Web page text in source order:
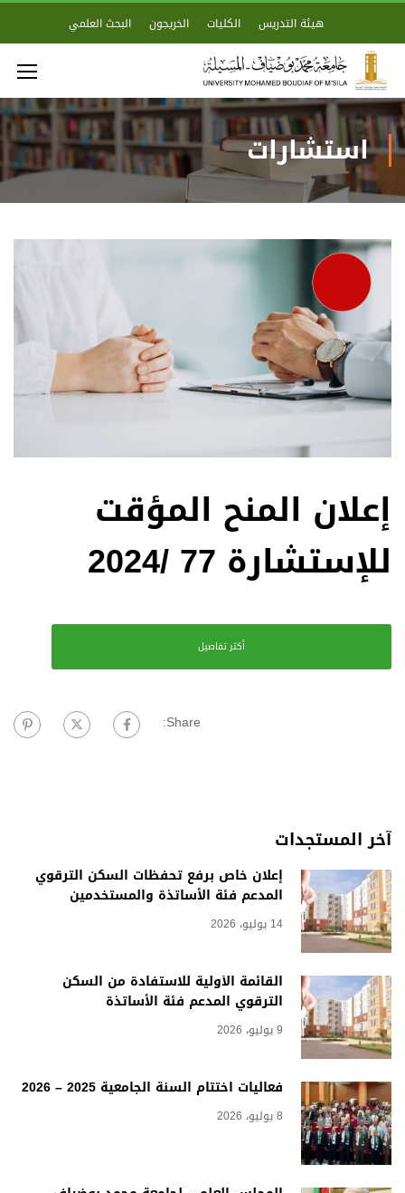
هيئة التدريس الكليات الخريجون البحث العلمي
استشارات
إعلان المنح المؤقت
للإستشارة 77 /2024
أكثر تفاصيل
Share:
آخر المستجدات
إعلان خاص برفع تحفظات السكن الترقوي
المدعم فئة الأساتذة والمستخدمين
14 يوليو، 2026
القائمة الأولية للاستفادة من السكن
الترقوي المدعم فئة الأساتذة
9 يوليو، 2026
فعاليات اختتام السنة الجامعية 2025 – 2026
8 يوليو، 2026